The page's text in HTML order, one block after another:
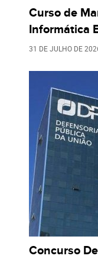
Curso de
Informática
31 DE JULHO DE
Concurso